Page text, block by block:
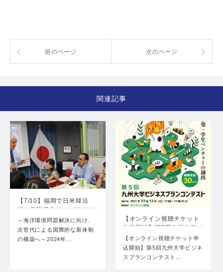
前のページ 次のページ
関連記事
【7/10】福岡で日米韓沿
岸・海洋保全イニシアテ…
～海洋環境問題解決に向け、
次世代による国際的な新体制
の構築へ～2024年…
【オンライン視聴チケット
申込開始】第5回九州大学…
【オンライン視聴チケット申
込開始】第5回九州大学ビジネ
スプランコンテスト…